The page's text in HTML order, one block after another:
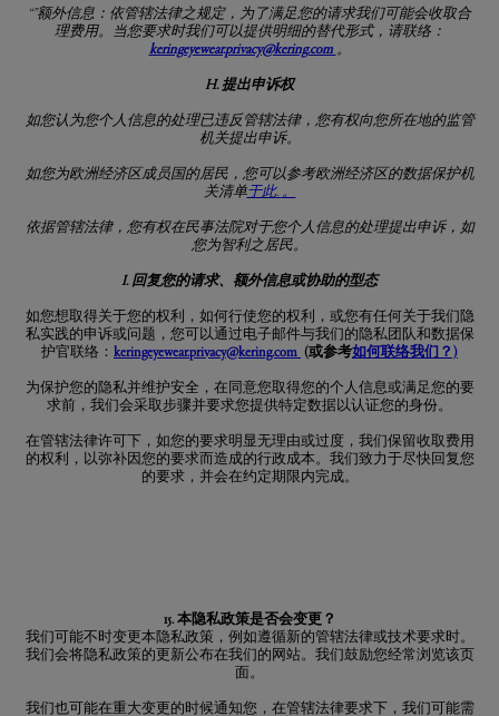
“”额外信息：依管辖法律之规定，为了满足您的请求我们可能会收取合
理费用。当您要求时我们可以提供明细的替代形式，请联络：
keringeyewear.privacy@kering.com 。
H. 提出申诉权
如您认为您个人信息的处理已违反管辖法律，您有权向您所在地的监管
机关提出申诉。
如您为欧洲经济区成员国的居民，您可以参考欧洲经济区的数据保护机
关清单于此. 。
依据管辖法律，您有权在民事法院对于您个人信息的处理提出申诉，如
您为智利之居民。
I. 回复您的请求、额外信息或协助的型态
如您想取得关于您的权利，如何行使您的权利，或您有任何关于我们隐
私实践的申诉或问题，您可以通过电子邮件与我们的隐私团队和数据保
护官联络： keringeyewear.privacy@kering.com (或参考如何联络我们？)
为保护您的隐私并维护安全，在同意您取得您的个人信息或满足您的要
求前，我们会采取步骤并要求您提供特定数据以认证您的身份。
在管辖法律许可下，如您的要求明显无理由或过度，我们保留收取费用
的权利，以弥补因您的要求而造成的行政成本。我们致力于尽快回复您
的要求，并会在约定期限内完成。
15. 本隐私政策是否会变更？
我们可能不时变更本隐私政策，例如遵循新的管辖法律或技术要求时。
我们会将隐私政策的更新公布在我们的网站。我们鼓励您经常浏览该页
面。
我们也可能在重大变更的时候通知您，在管辖法律要求下，我们可能需